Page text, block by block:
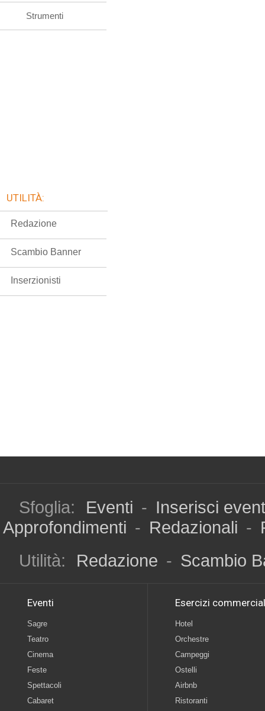
Strumenti
UTILITÀ:
Redazione
Scambio Banner
Inserzionisti
Sfoglia: Eventi - Inserisci
Approfondimenti - Redazionali -
Utilità:
Redazione - Scambio
Eventi
Sagre
Teatro
Cinema
Feste
Spettacoli
Cabaret
Esercizi
Hotel
Orchestre
Campeggi
Ostelli
Airbnb
Ristoranti